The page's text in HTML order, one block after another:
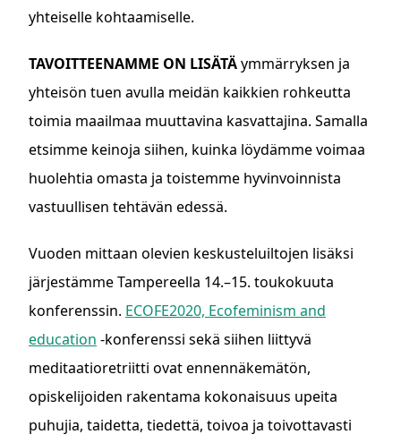
yhteiselle kohtaamiselle.
TAVOITTEENAMME ON LISÄTÄymmärryksen ja
yhteisön tuen avulla meidän kaikkien rohkeutta
toimia maailmaa muuttavina kasvattajina. Samalla
etsimme keinoja siihen, kuinka löydämme voimaa
huolehtia omasta ja toistemme hyvinvoinnista
vastuullisen tehtävän edessä.
Vuoden mittaan olevien keskusteluiltojen lisäksi
järjestämme Tampereella 14.–15. toukokuuta
konferenssin. ECOFE2020, Ecofeminism and
education -konferenssi sekä siihen liittyvä
meditaatioretriitti ovat ennennäkemätön,
opiskelijoiden rakentama kokonaisuus upeita
puhujia, taidetta, tiedettä, toivoa ja toivottavasti